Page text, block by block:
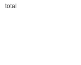
total